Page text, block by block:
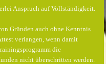
Anspruch auf Vollständigkeit.
Gründen auch ohne Kenntnis
verlangen, wenn damit
die
nicht überschritten werden.